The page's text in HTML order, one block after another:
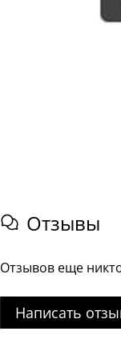
Отзывы
Отзывов еще
Написать